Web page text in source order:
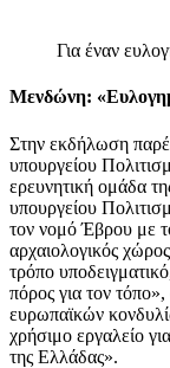
Για έναν
Μενδώνη:
Στην εκδήλωση
υπουργείου
ερευνητική ομάδα
υπουργείου
τον νομό Έβρου με
αρχαιολογικός
τρόπο
πόρος για τον
ευρωπαϊκών
χρήσιμο εργαλείο
της Ελλάδας».